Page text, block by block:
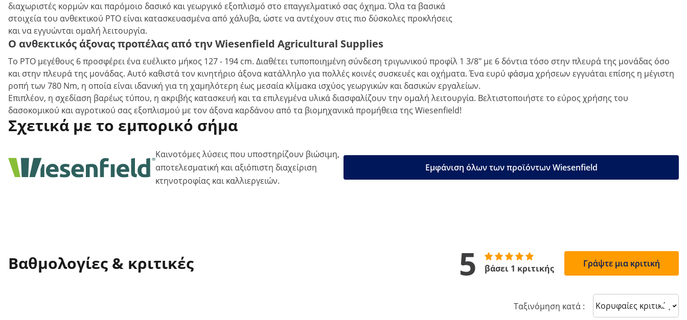
διαχωριστές κορμών και παρόμοιο δασικό και γεωργικό εξοπλισμό στο επαγγελματικό σας όχημα. Όλα τα βασικά
στοιχεία του ανθεκτικού PTO είναι κατασκευασμένα από χάλυβα, ώστε να αντέχουν στις πιο δύσκολες προκλήσεις
και να εγγυώνται ομαλή λειτουργία.
Ο ανθεκτικός άξονας προπέλας από την Wiesenfield Agricultural Supplies
Το PTO μεγέθους 6 προσφέρει ένα ευέλικτο μήκος 127 - 194 cm. Διαθέτει τυποποιημένη σύνδεση τριγωνικού προφίλ 1 3/8" με 6 δόντια τόσο στην πλευρά της μονάδας όσο
και στην πλευρά της μονάδας. Αυτό καθιστά τον κινητήριο άξονα κατάλληλο για πολλές κοινές συσκευές και οχήματα. Ένα ευρύ φάσμα χρήσεων εγγυάται επίσης η μέγιστη
ροπή των 780 Nm, η οποία είναι ιδανική για τη χαμηλότερη έως μεσαία κλίμακα ισχύος γεωργικών και δασικών εργαλείων.
Επιπλέον, η σχεδίαση βαρέως τύπου, η ακριβής κατασκευή και τα επιλεγμένα υλικά διασφαλίζουν την ομαλή λειτουργία. Βελτιστοποιήστε το εύρος χρήσης του
δασοκομικού και αγροτικού σας εξοπλισμού με τον άξονα καρδάνου από τα βιομηχανικά προμήθεια της Wiesenfield!
Σχετικά με το εμπορικό σήμα
Καινοτόμες λύσεις που υποστηρίζουν βιώσιμη,
αποτελεσματική και αξιόπιστη διαχείριση
κτηνοτροφίας και καλλιεργειών.
Εμφάνιση όλων των προϊόντων Wiesenfield
Βαθμολογίες & κριτικές 5 βάσει 1 κριτικής Γράψτε μια κριτική
Ταξινόμηση κατά : Sort reviews